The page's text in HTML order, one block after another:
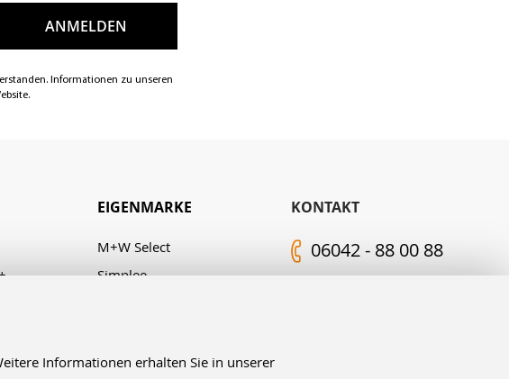
Informationen erhalten Sie in unserer
Informationen zu unseren
KONTAKT
06042 - 88 00 88
EIGENMARKE
M+W Select
Simplee